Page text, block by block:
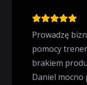
Prowadzę
pomocy
brakiem
Daniel mocno